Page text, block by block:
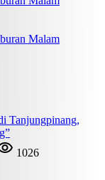
Malam
Tanjungpinang,
1026